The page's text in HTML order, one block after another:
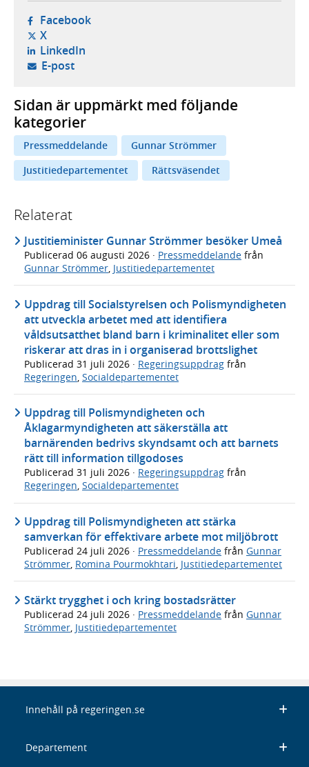
Facebook- öppnas i ny flik, extern webbplats,
X- öppnas i ny flik, extern webbplats,
LinkedIn- öppnas i ny flik, extern webbplats,
E-post- öppnar din e-postklient,
Sidan är uppmärkt med följande
kategorier
Pressmeddelande
Gunnar Strömmer
Justitiedepartementet
Rättsväsendet
Relaterat
Justitieminister Gunnar Strömmer besöker Umeå
Publicerad 06 augusti 2026 · Pressmeddelande från
Gunnar Strömmer, Justitiedepartementet
Uppdrag till Socialstyrelsen och Polismyndigheten
att utveckla arbetet med att identifiera
våldsutsatthet bland barn i kriminalitet eller som
riskerar att dras in i organiserad brottslighet
Publicerad 31 juli 2026 · Regeringsuppdrag från
Regeringen Socialdepartementet
Uppdrag till Polismyndigheten och
Åklagarmyndigheten att säkerställa att
barnärenden bedrivs skyndsamt och att barnets
rätt till information tillgodoses
Publicerad 31 juli 2026 · Regeringsuppdrag från
Regeringen, Socialdepartementet
Uppdrag till Polismyndigheten att stärka
samverkan för effektivare arbete mot miljöbrott
Publicerad 24 juli 2026 · Pressmeddelande från Gunnar
Strömmer, Romina Pourmokhtari, Justitiedepartementet
Stärkt trygghet i och kring bostadsrätter
Publicerad 24 juli 2026 · Pressmeddelande från Gunnar
Strömmer Justitiedepartementet
Innehåll på regeringen.se
Departement